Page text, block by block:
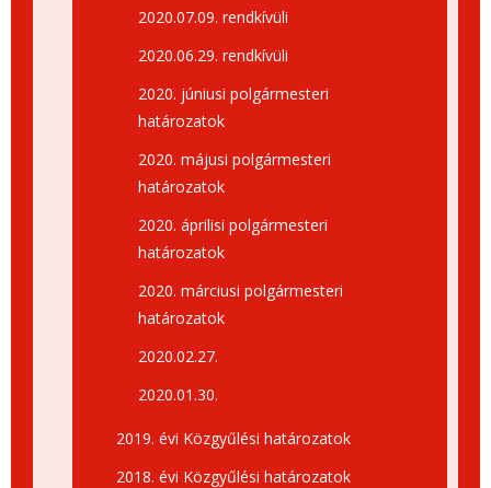
2020.07.09. rendkívüli
2020.06.29. rendkívüli
2020. júniusi polgármesteri
határozatok
2020. májusi polgármesteri
határozatok
2020. áprilisi polgármesteri
határozatok
2020. márciusi polgármesteri
határozatok
2020.02.27.
2020.01.30.
2019. évi Közgyűlési határozatok
2018. évi Közgyűlési határozatok